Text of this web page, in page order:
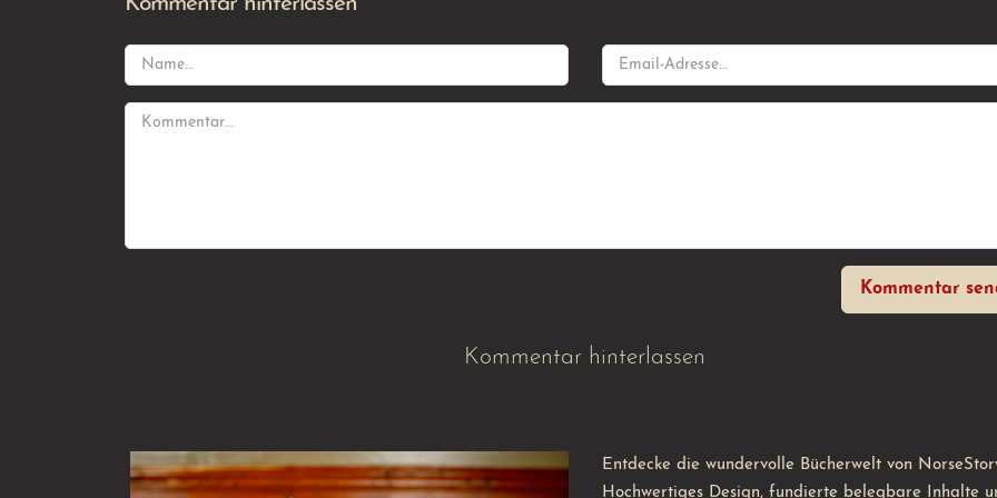
Kommentar
Kommentar hinterlassen
Entdecke die wundervolle Bücherwelt von
Hochwertiges Design, fundierte belegbare Inhalte